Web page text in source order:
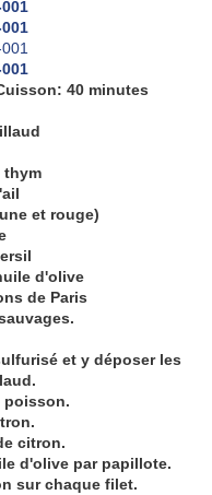
40 minutes
thym
et rouge)
d'olive
de Paris
et y déposer les
poisson.
citron.
d'olive par papillote.
sur chaque filet.